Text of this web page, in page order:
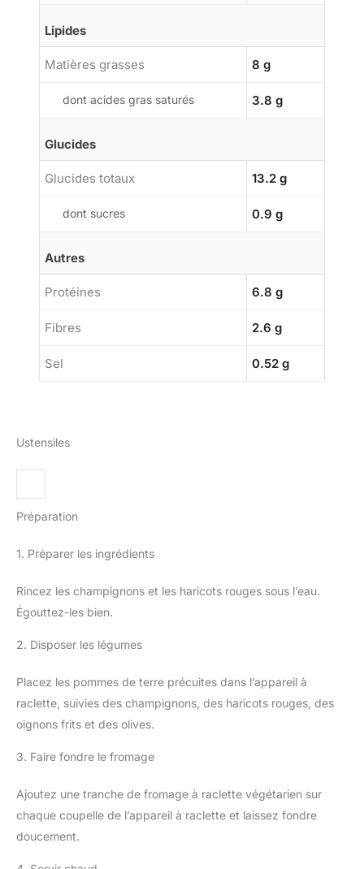
Lipides
Matières grasses 8 g
dont acides gras saturés 3.8 g
Glucides
Glucides totaux 13.2 g
dont sucres 0.9 g
Autres
Protéines 6.8 g
Fibres 2.6 g
Sel 0.52 g
Ustensiles
Préparation
1. Préparer les ingrédients
Rincez les champignons et les haricots rouges sous l’eau.
Égouttez-les bien.
2. Disposer les légumes
Placez les pommes de terre précuites dans l’appareil à
raclette, suivies des champignons, des haricots rouges, des
oignons frits et des olives.
3. Faire fondre le fromage
Ajoutez une tranche de fromage à raclette végétarien sur
chaque coupelle de l’appareil à raclette et laissez fondre
doucement.